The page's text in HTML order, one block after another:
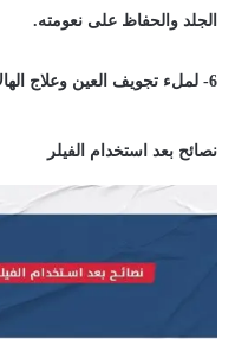
الجلد والحفاظ على نعومته.
6- لملء تجويف العين وعلاج الهالات والانتفاخات وتجاعيد العين
نصائح بعد استخدام الفيلر